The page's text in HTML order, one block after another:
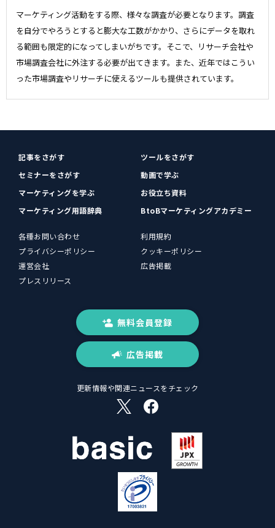
マーケティング活動をする際、様々な調査が必要となります。調査
を自分でやろうとすると膨大な工数がかかり、さらにデータを取れ
る範囲も限定的になってしまいがちです。そこで、リサーチ会社や
市場調査会社に外注する必要が出てきます。また、近年ではこうい
った市場調査やリサーチに使えるツールも提供されています。
記事をさがす
ツールをさがす
セミナーをさがす
動画で学ぶ
マーケティングを学ぶ
お役立ち資料
マーケティング用語辞典
BtoBマーケティングアカデミー
各種お問い合わせ
利用規約
プライバシーポリシー
クッキーポリシー
運営会社
広告掲載
プレスリリース
無料会員登録
広告掲載
更新情報や関連ニュースをチェック